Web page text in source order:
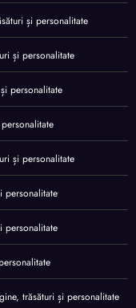
și personalitate
și personalitate
personalitate
și personalitate
personalitate
personalitate
trăsături și personalitate